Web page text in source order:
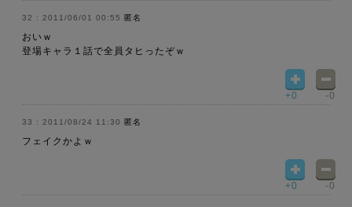
2011/06/01 00:55 匿名
おいｗ
登場キャラ１話で全員タヒったぞｗ
+0 -0
2011/08/24 11:30 匿名
フェイクかよｗ
+0 -0